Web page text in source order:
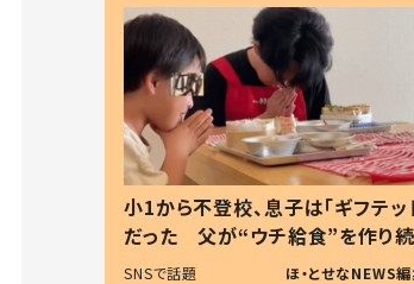
小1から不登校、息子は「ギフテッ
だった 父が“ウチ給食”を作り
る理由とは #令和の親 #令和の
SNSで話題 ほ・とせなNEWS